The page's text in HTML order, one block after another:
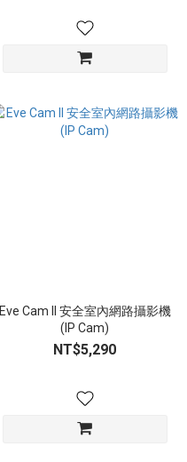
Eve Cam II 安全室內網路攝影機
(IP Cam)
NT$5,290